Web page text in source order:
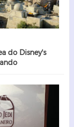
do Disney's